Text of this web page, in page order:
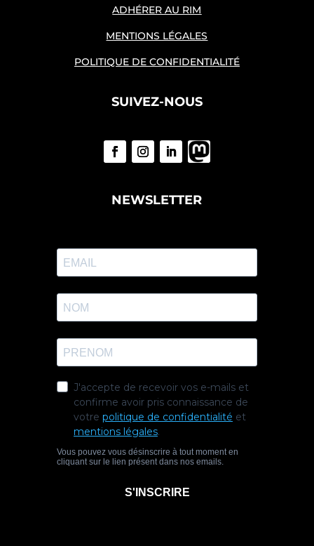
ADHÉRER AU RIM
MENTIONS LÉGALES
POLITIQUE DE CONFIDENTIALITÉ
SUIVEZ-NOUS
NEWSLETTER